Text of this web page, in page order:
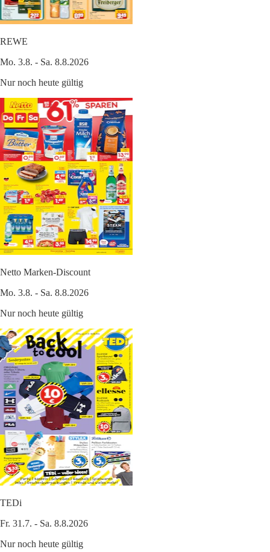
REWE
Mo. 3.8. - Sa. 8.8.2026
Nur noch heute gültig
Netto Marken-Discount
Mo. 3.8. - Sa. 8.8.2026
Nur noch heute gültig
TEDi
Fr. 31.7. - Sa. 8.8.2026
Nur noch heute gültig